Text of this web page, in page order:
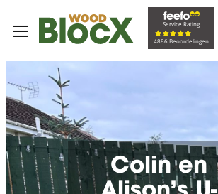
Service Rating
4886 Beoordelingen
Colin en